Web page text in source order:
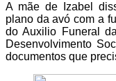
A mãe de Izabel
plano da avó com a
do Auxilio Funeral
Desenvolvimento
documentos que